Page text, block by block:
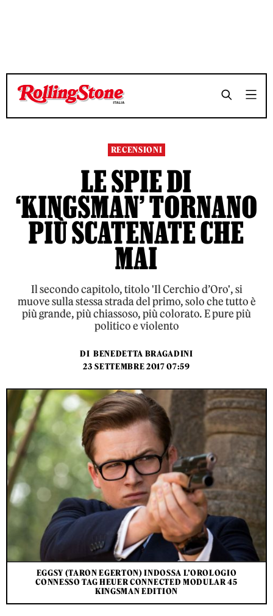
TEMPO DI LETTURA 4 MINUTI SHARE
TEMPO DI LETTURA 4 MINUTI SHARE
RECENSIONI
LE SPIE DI
‘KINGSMAN’ TORNANO
PIÙ SCATENATE CHE
MAI
Il secondo capitolo, titolo 'Il Cerchio d’Oro', si
muove sulla stessa strada del primo, solo che tutto è
più grande, più chiassoso, più colorato. E pure più
politico e violento
DI BENEDETTA BRAGADINI
23 SETTEMBRE 2017 07:59
EGGSY (TARON EGERTON) INDOSSA L’OROLOGIO
CONNESSO TAG HEUER CONNECTED MODULAR 45
KINGSMAN EDITION